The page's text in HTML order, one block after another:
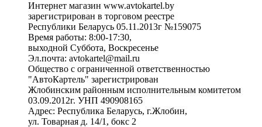
Интернет магазин www.avtokartel.by
зарегистрирован в торговом реестре
Республики Беларусь 05.11.2013г №159075
Время работы: 8:00-17:30,
выходной Суббота, Воскресенье
Эл.почта: avtokartel@mail.ru
Общество с ограниченной ответственностью
"АвтоКартель" зарегистрирован
Жлобинским районным исполнительным комитетом
03.09.2012г. УНП 490908165
Адрес: Республика Беларусь, г.Жлобин,
ул. Товарная д. 14/1, бокс 2